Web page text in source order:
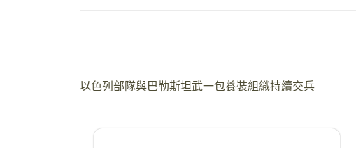
文
以色列部隊與巴勒斯坦武一包養裝組織持續交兵